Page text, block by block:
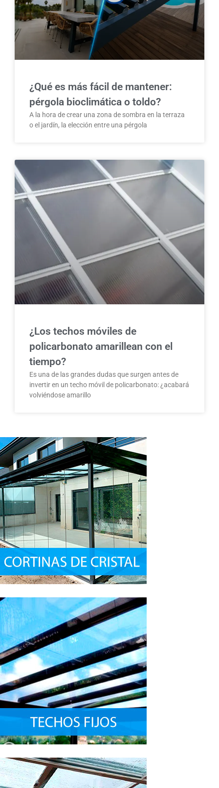
¿Qué es más fácil de mantener:
pérgola bioclimática o toldo?
A la hora de crear una zona de sombra en la terraza
o el jardín, la elección entre una pérgola
¿Los techos móviles de
policarbonato amarillean con el
tiempo?
Es una de las grandes dudas que surgen antes de
invertir en un techo móvil de policarbonato: ¿acabará
volviéndose amarillo